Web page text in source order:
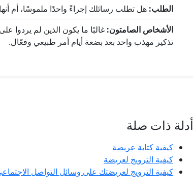
الطلب: هل تطلب رسائلك إجراءً واحدًا ملموسًا، أم
الأشخاص الصامتون: غالبًا ما يكون الذين لم يردوا
تذكير مهذب واحد بعد بضعة أيام أمر طبيعي وفعّال.
أدلة ذات صلة
كيفية كتابة عريضة
كيفية الترويج لعريضة
كيفية الترويج لعريضتك على وسائل التواصل